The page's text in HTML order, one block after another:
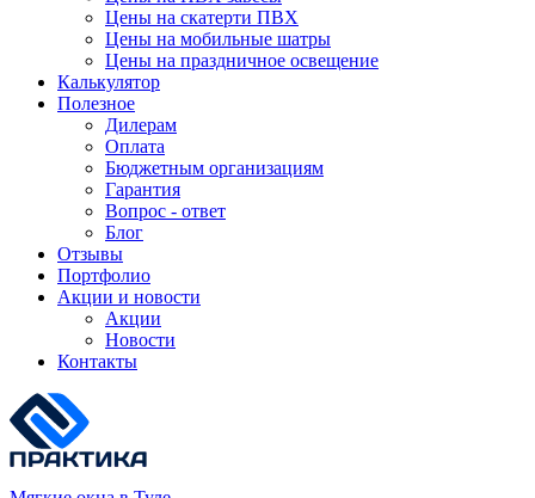
Цены на скатерти ПВХ
Цены на мобильные шатры
Цены на праздничное освещение
Калькулятор
Полезное
Дилерам
Оплата
Бюджетным организациям
Гарантия
Вопрос - ответ
Блог
Отзывы
Портфолио
Акции и новости
Акции
Новости
Контакты